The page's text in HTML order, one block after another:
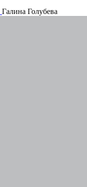
Галина Голубева